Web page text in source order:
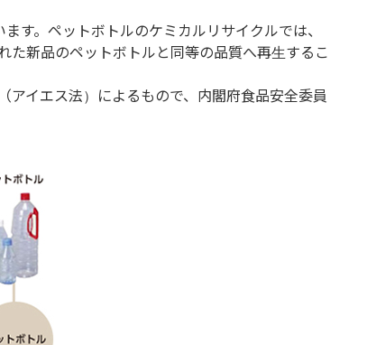
す。ペットボトルのケミカルリサイクルでは、
た新品のペットボトルと同等の品質へ再生するこ
イエス法）によるもので、内閣府食品安全委員